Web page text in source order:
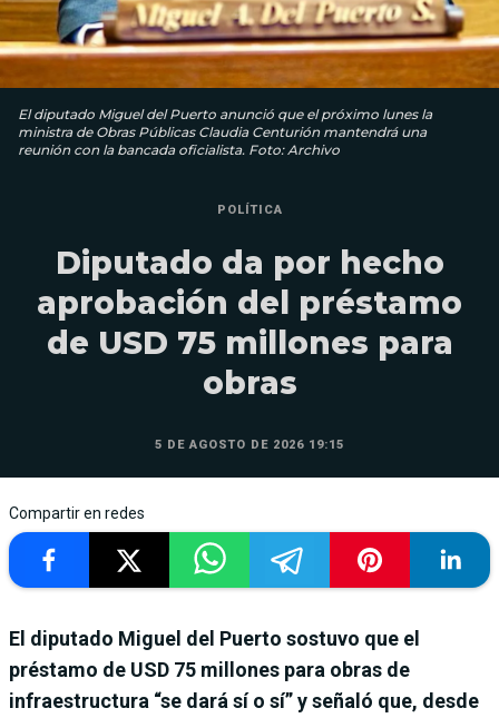
El diputado Miguel del Puerto anunció que el próximo lunes la
ministra de Obras Públicas Claudia Centurión mantendrá una
reunión con la bancada oficialista. Foto: Archivo
POLÍTICA
Diputado da por hecho
aprobación del préstamo
de USD 75 millones para
obras
5 DE AGOSTO DE 2026 19:15
Compartir en redes
El diputado Miguel del Puerto sostuvo que el
préstamo de USD 75 millones para obras de
infraestructura “se dará sí o sí” y señaló que, desde